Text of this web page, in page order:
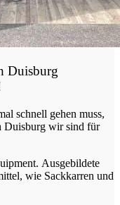
Duisburg
schnell gehen muss,
Duisburg wir sind für
Ausgebildete
wie Sackkarren und